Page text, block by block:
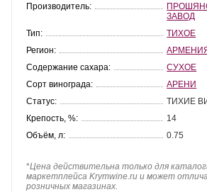
Производитель:
ЗАВОД
Тип:
ТИХОЕ
Регион:
Содержание сахара:
СУХОЕ
Сорт винограда:
АРЕНИ
Статус:
ТИХИЕ
Крепость, %:
14
Объём, л:
0.75
*Цена действительна только для
маркетплейса Krymwine.ru и может
розничных магазинах.